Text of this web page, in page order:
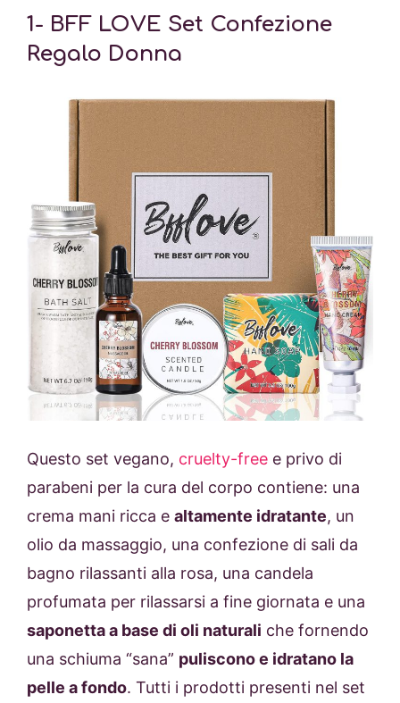
1- BFF LOVE Set Confezione
Regalo Donna
Questo set vegano, cruelty-free e privo di
parabeni per la cura del corpo contiene: una
crema mani ricca e altamente idratante, un
olio da massaggio, una confezione di sali da
bagno rilassanti alla rosa, una candela
profumata per rilassarsi a fine giornata e una
saponetta a base di oli naturali che fornendo
una schiuma “sana” puliscono e idratano la
pelle a fondo. Tutti i prodotti presenti nel set